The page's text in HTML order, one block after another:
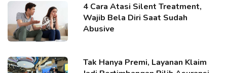
4 Cara Atasi Silent Treatment,
Wajib Bela Diri Saat Sudah
Abusive
Tak Hanya Premi, Layanan Klaim